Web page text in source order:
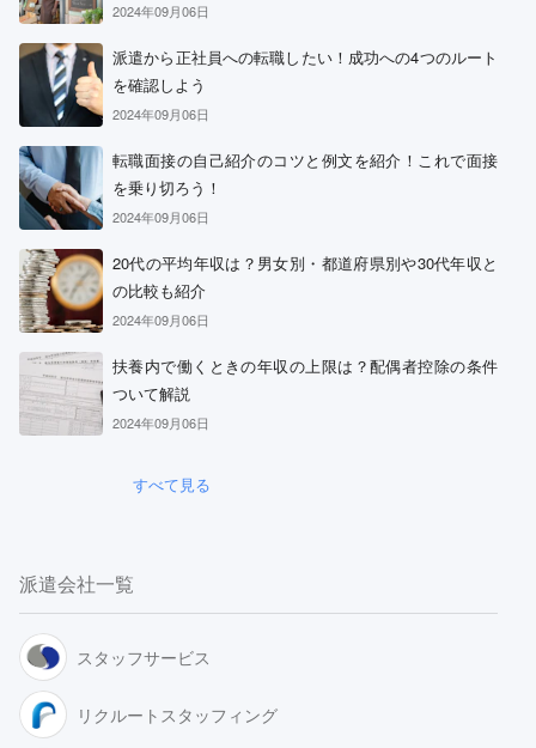
2024年09月06日
派遣から正社員への転職したい！成功への4つのルート
を確認しよう
2024年09月06日
転職面接の自己紹介のコツと例文を紹介！これで面接
を乗り切ろう！
2024年09月06日
20代の平均年収は？男女別・都道府県別や30代年収と
の比較も紹介
2024年09月06日
扶養内で働くときの年収の上限は？配偶者控除の条件
ついて解説
2024年09月06日
すべて見る
派遣会社一覧
スタッフサービス
リクルートスタッフィング